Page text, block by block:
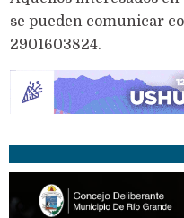
se pueden comunicar
2901603824.